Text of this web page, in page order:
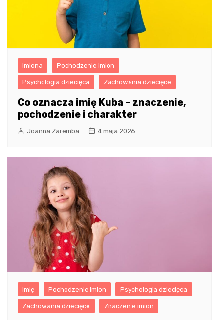
Imiona Pochodzenie imion
Psychologia dziecięca Zachowania dziecięce
Co oznacza imię Kuba – znaczenie,
pochodzenie i charakter
Joanna Zaremba 4 maja 2026
Imię Pochodzenie imion Psychologia dziecięca
Zachowania dziecięce Znaczenie imion